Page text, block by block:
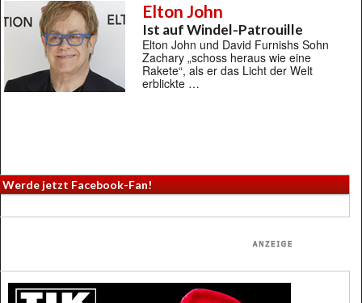
Elton John
Ist auf Windel-Patrouille
Elton John und David Furnishs Sohn
Zachary „schoss heraus wie eine
Rakete“, als er das Licht der Welt
erblickte …
Werde jetzt Facebook-Fan!